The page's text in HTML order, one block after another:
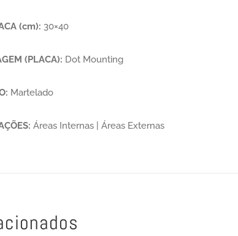
(cm): 30×40
(PLACA): Dot Mounting
Martelado
Áreas Internas | Áreas Externas